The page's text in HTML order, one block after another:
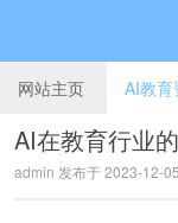
网站主页 AI教育
AI在教育行业
admin 发布于 2023-12-05